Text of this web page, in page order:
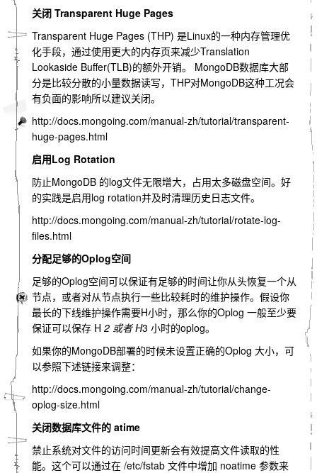
关闭 Transparent Huge Pages
Transparent Huge Pages (THP) 是Linux的一种内存管理优
化手段，通过使用更大的内存页来减少Translation
Lookaside Buffer(TLB)的额外开销。 MongoDB数据库大部
分是比较分散的小量数据读写，THP对MongoDB这种工况会
有负面的影响所以建议关闭。
http://docs.mongoing.com/manual-zh/tutorial/transparent-
huge-pages.html
启用Log Rotation
防止MongoDB 的log文件无限增大，占用太多磁盘空间。好
的实践是启用log rotation并及时清理历史日志文件。
http://docs.mongoing.com/manual-zh/tutorial/rotate-log-
files.html
分配足够的Oplog空间
足够的Oplog空间可以保证有足够的时间让你从头恢复一个从
节点，或者对从节点执行一些比较耗时的维护操作。假设你
最长的下线维护操作需要H小时，那么你的Oplog 一般至少要
保证可以保存 H 2 或者 H3 小时的oplog。
如果你的MongoDB部署的时候未设置正确的Oplog 大小，可
以参照下述链接来调整：
http://docs.mongoing.com/manual-zh/tutorial/change-
oplog-size.html
关闭数据库文件的 atime
禁止系统对文件的访问时间更新会有效提高文件读取的性
能。这个可以通过在 /etc/fstab 文件中增加 noatime 参数来